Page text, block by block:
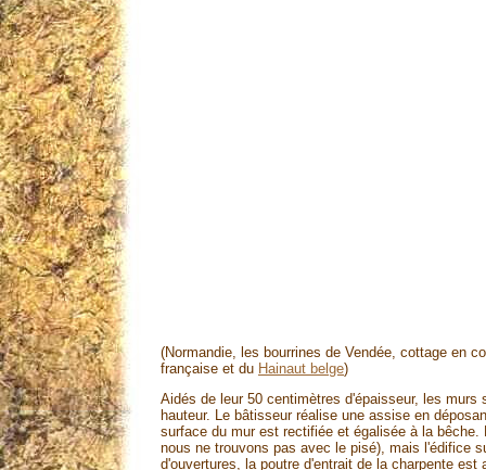
(Normandie, les bourrines de Vendée, cottage en
française et du Hainaut belge)
Aidés de leur 50 centimètres d'épaisseur, les
hauteur. Le bâtisseur réalise une assise en
surface du mur est rectifiée et égalisée à la
nous ne trouvons pas avec le pisé), mais l'édifice
d'ouvertures, la poutre d'entrait de la charpente